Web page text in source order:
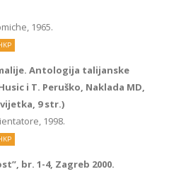
1965.
Antologija talijanske
i T. Peruško, Naklada MD,
9 str.)
1998.
br. 1-4, Zagreb 2000.